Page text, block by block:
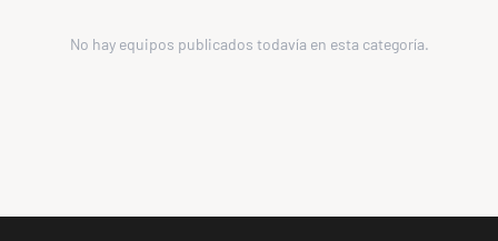
No hay equipos publicados todavía en esta categoría.